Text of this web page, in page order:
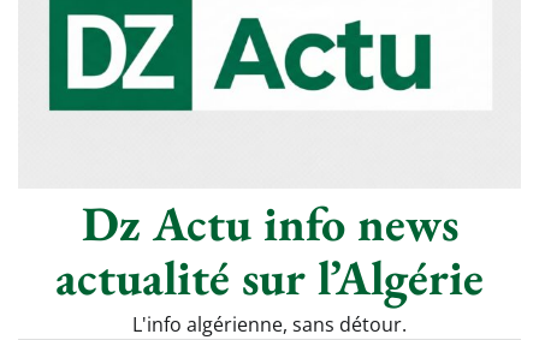
Le
Thé
Dz Actu info news
actualité sur l’Algérie
L'info algérienne, sans détour.